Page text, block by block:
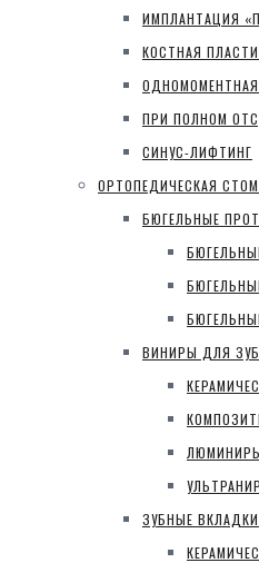
ИМПЛАНТАЦИЯ
КОСТНАЯ
ПРИ ПОЛНОМ
СИНУС-ЛИФТИНГ
ОРТОПЕДИЧЕСКАЯ
БЮГЕЛЬНЫЕ
ВИНИРЫ ДЛЯ
ЗУБНЫЕ ВКЛАДКИ